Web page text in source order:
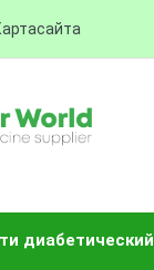
диабетический